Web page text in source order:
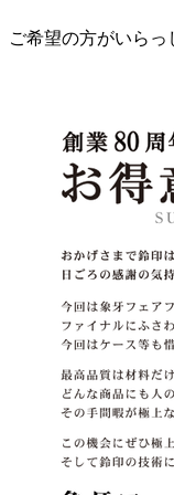
ご希望の方がいらっ